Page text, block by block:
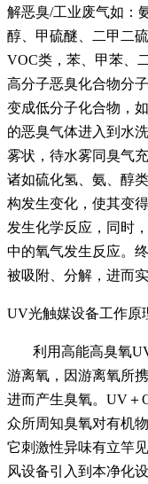
解恶臭/工业废气如：
醇、甲硫醚、二甲二
VOC类，苯、甲苯、
高分子恶臭化合物分
变成低分子化合物，
的恶臭气体进入到水
雾状，待水雾同臭气
诸如硫化氢、氨、醇
构发生变化，使其变
发生化学反应，同时
中的氧气发生反应。
被吸附、分解，进而
UV光触媒设备工作原
利用高能高臭氧
游离氧，因游离氧所
进而产生臭氧。UV＋
众所周知臭氧对有机
它刺激性异味有立竿
风设备引入到本净化